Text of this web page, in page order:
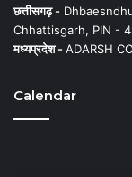
छत्तीसगढ़ -
Chhattisgarh, PIN -
मध्यप्रदेश -ADARSH
Calendar